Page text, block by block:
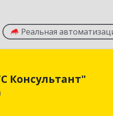
Реальная
Консультант"
Московская обл, Жуковский г,
ул, дом № 29А, этаж 2,